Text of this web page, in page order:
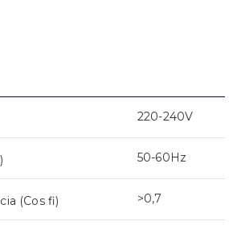
220-240V
50-60Hz
(Cos fi) >0,7